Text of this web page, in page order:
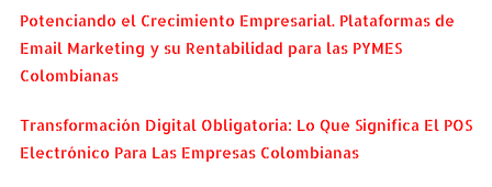
Potenciando el Crecimiento Empresarial. Plataformas de
Email Marketing y su Rentabilidad para las PYMES
Colombianas
Transformación Digital Obligatoria: Lo Que Significa El POS
Electrónico Para Las Empresas Colombianas